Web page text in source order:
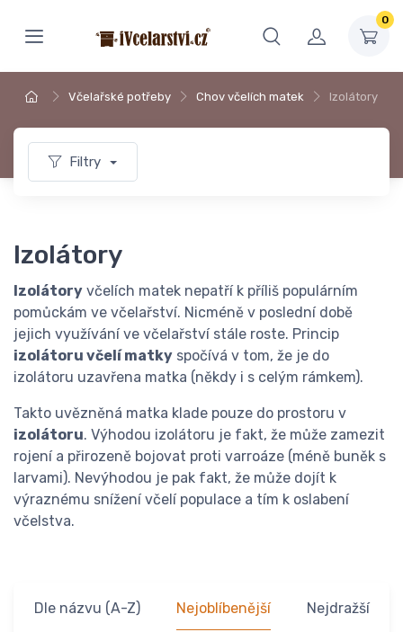
0
Včelařské potřeby Chov včelích matek Izolátory
Filtry
Izolátory
Izolátory včelích matek nepatří k příliš populárním
pomůckám ve včelařství. Nicméně v poslední době
jejich využívání ve včelařství stále roste. Princip
izolátoru včelí matky spočívá v tom, že je do
izolátoru uzavřena matka (někdy i s celým rámkem).
Takto uvězněná matka klade pouze do prostoru v
izolátoru. Výhodou izolátoru je fakt, že může zamezit
rojení a přirozeně bojovat proti varroáze (méně buněk s
larvami). Nevýhodou je pak fakt, že může dojít k
výraznému snížení včelí populace a tím k oslabení
včelstva.
Dle názvu (A-Z) Nejoblíbenější Nejdražší